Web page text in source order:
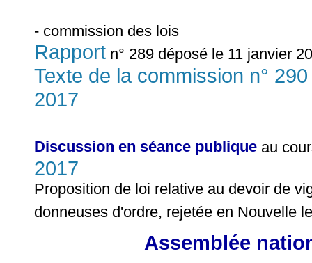
- commission des lois
Rapport n° 289 déposé le 11 janvier
Texte de la commission n°
2017
Discussion en séance publique au
2017
Proposition de loi relative au devoir de
donneuses d'ordre, rejetée en Nouvelle
Assemblée